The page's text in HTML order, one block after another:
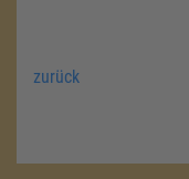
zurück